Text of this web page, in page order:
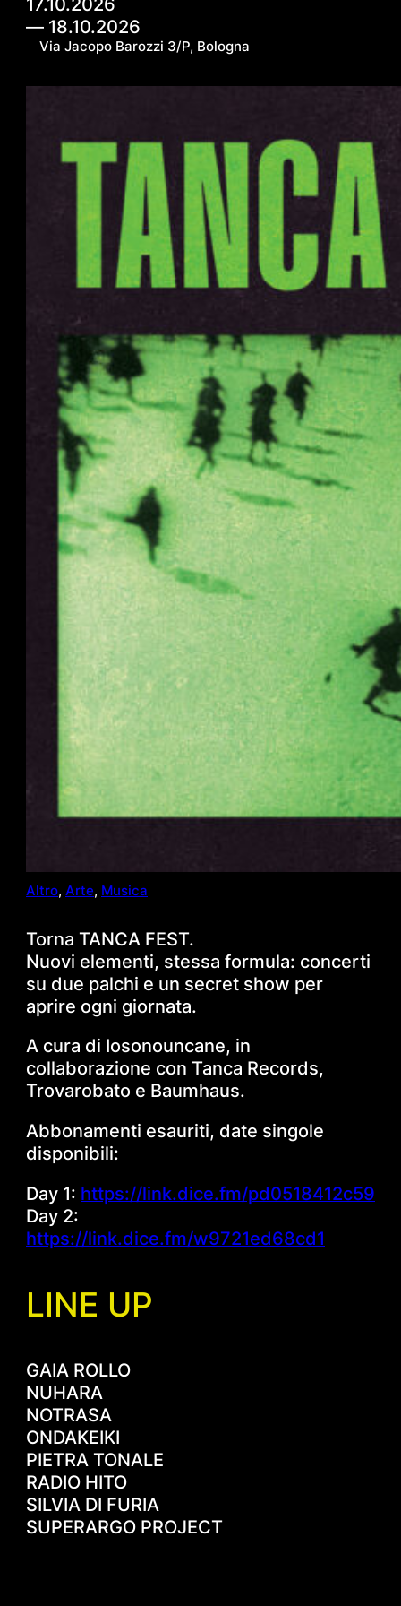
― 18.10.2026
Via Jacopo Barozzi 3/P, Bologna
Altro, Arte, Musica
Torna TANCA FEST.
Nuovi elementi, stessa formula: concerti
su due palchi e un secret show per
aprire ogni giornata.
A cura di Iosonouncane, in
collaborazione con Tanca Records,
Trovarobato e Baumhaus.
Abbonamenti esauriti, date singole
disponibili:
Day 1: https://link.dice.fm/pd0518412c59
Day 2:
https://link.dice.fm/w9721ed68cd1
LINE UP
GAIA ROLLO
NUHARA
NOTRASA
ONDAKEIKI
PIETRA TONALE
RADIO HITO
SILVIA DI FURIA
SUPERARGO PROJECT